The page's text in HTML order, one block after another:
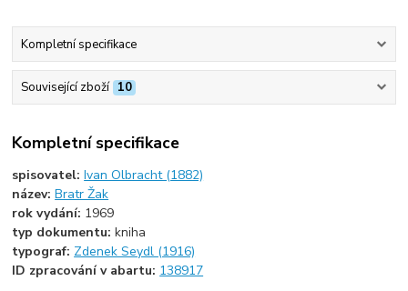
Kompletní specifikace
Související zboží 10
Kompletní specifikace
spisovatel:Ivan Olbracht (1882)
název:Bratr Žak
rok vydání: 1969
typ dokumentu:kniha
typograf: Zdenek Seydl (1916)
ID zpracování v abartu: 138917